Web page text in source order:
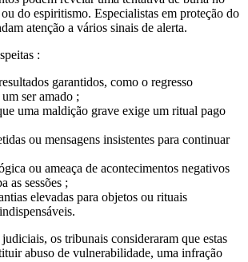
do espiritismo. Especialistas em proteção do
atenção a vários sinais de alerta.
:
garantidos, como o regresso
ser amado ;
uma maldição grave exige um ritual pago
ou mensagens insistentes para continuar
ou ameaça de acontecimentos negativos
as sessões ;
elevadas para objetos ou rituais
os tribunais consideraram que estas
abuso de vulnerabilidade, uma infração